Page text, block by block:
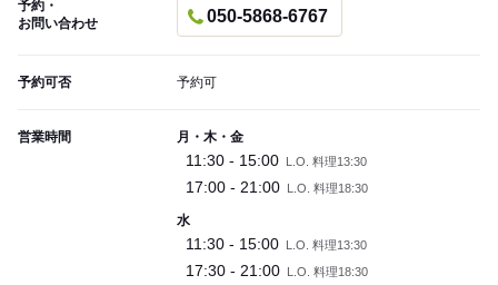
予約・
お問い合わせ
050-5868-6767
予約可否 予約可
営業時間 月・木・金
11:30 - 15:00 L.O. 料理13:30
17:00 - 21:00 L.O. 料理18:30
水
11:30 - 15:00 L.O. 料理13:30
17:30 - 21:00 L.O. 料理18:30